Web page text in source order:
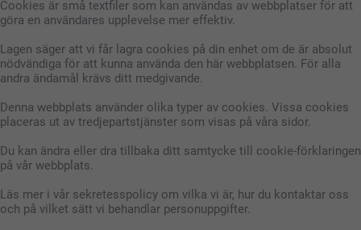
Cookies är små textfiler som kan användas av webbplatser för att
göra en användares upplevelse mer effektiv.
Lagen säger att vi får lagra cookies på din enhet om de är absolut
nödvändiga för att kunna använda den här webbplatsen. För alla
andra ändamål krävs ditt medgivande.
Denna webbplats använder olika typer av cookies. Vissa cookies
placeras ut av tredjepartstjänster som visas på våra sidor.
Du kan ändra eller dra tillbaka ditt samtycke till cookie-förklaringen
på vår webbplats.
Läs mer i vår sekretesspolicy om vilka vi är, hur du kontaktar oss
och på vilket sätt vi behandlar personuppgifter.